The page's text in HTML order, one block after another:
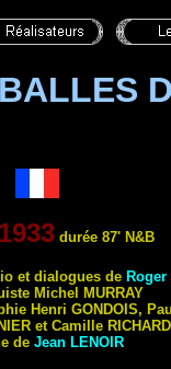
1933 durée 87' N&B
et dialogues de Roger
Michel
MURRAY
Henri GONDOIS,
et Camille RICHARD
de Jean LENOIR